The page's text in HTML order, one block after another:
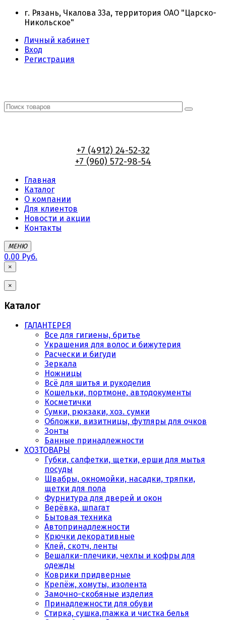
г. Рязань, Чкалова 33а, территория ОАО "Царско-
Никольское"
Личный кабинет
Вход
Регистрация
+7 (4912) 24-52-32
+7 (960) 572-98-54
Главная
Каталог
О компании
Для клиентов
Новости и акции
Контакты
МЕНЮ
0.00 Руб.
×
×
Каталог
ГАЛАНТЕРЕЯ
Все для гигиены, бритье
Украшения для волос и бижутерия
Расчески и бигуди
Зеркала
Ножницы
Всё для шитья и рукоделия
Кошельки, портмоне, автодокументы
Косметички
Сумки, рюкзаки, хоз. сумки
Обложки, визитницы, футляры для очков
Зонты
Банные принадлежности
ХОЗТОВАРЫ
Губки, салфетки, щетки, ерши для мытья
посуды
Швабры, окномойки, насадки, тряпки,
щетки для пола
Фурнитура для дверей и окон
Верёвка, шпагат
Бытовая техника
Автопринадлежности
Крючки декоративные
Клей, скотч, ленты
Вешалки-плечики, чехлы и кофры для
одежды
Коврики придверные
Крепёж, хомуты, изолента
Замочно-скобяные изделия
Принадлежности для обуви
Стирка, сушка,глажка и чистка белья